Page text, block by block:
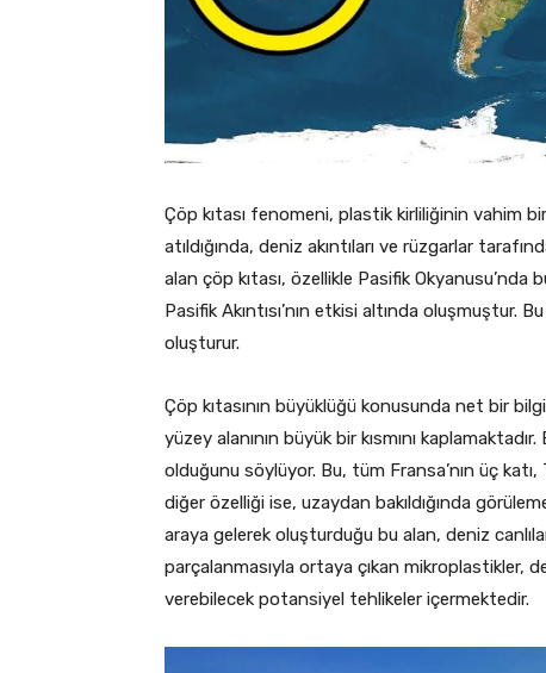
Çöp kıtası fenomeni, plastik kirliliğinin vahim
atıldığında, deniz akıntıları ve rüzgarlar
alan çöp kıtası, özellikle Pasifik
Pasifik Akıntısı’nın etkisi altında oluşmuştur.
oluşturur.
Çöp kıtasının büyüklüğü konusunda net bir
yüzey alanının büyük bir kısmını
olduğunu söylüyor. Bu, tüm Fransa’nın üç katı,
diğer özelliği ise, uzaydan bakıldığında
araya gelerek oluşturduğu bu alan, deniz
parçalanmasıyla ortaya çıkan mikroplastikler,
verebilecek potansiyel tehlikeler içermektedir.